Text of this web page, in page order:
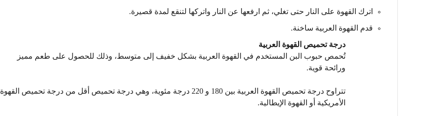
اترك القهوة على النار حتى تغلي، ثم ارفعها عن النار واتركها لتنقع لمدة قصيرة.
قدم القهوة العربية ساخنة.
درجة تحميص القهوة العربية
تُحمص حبوب البن المستخدم في القهوة العربية بشكل خفيف إلى متوسط، وذلك للحصول على طعم مميز
ورائحة قوية.
تتراوح درجة تحميص القهوة العربية بين 180 و 220 درجة مئوية، وهي درجة تحميص أقل من درجة تحميص القهوة
الأمريكية أو القهوة الإيطالية.